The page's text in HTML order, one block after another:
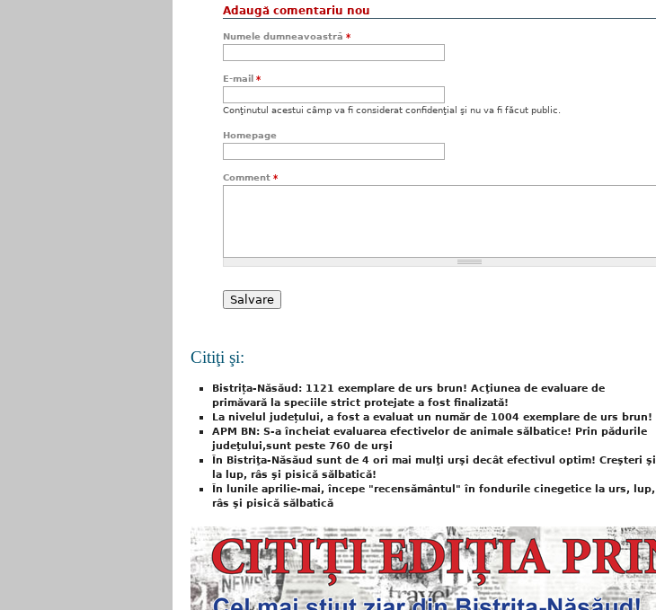
Adaugă comentariu nou
Numele dumneavoastră *
E-mail *
Conţinutul acestui câmp va fi considerat confidenţial şi nu va fi făcut public.
Homepage
Comment *
Citiţi şi:
Bistrița-Năsăud: 1121 exemplare de urs brun! Acţiunea de evaluare de
primăvară la speciile strict protejate a fost finalizată!
La nivelul județului, a fost a evaluat un număr de 1004 exemplare de urs brun!
APM BN: S-a încheiat evaluarea efectivelor de animale sălbatice! Prin pădurile
judeţului,sunt peste 760 de urşi
În Bistriţa-Năsăud sunt de 4 ori mai mulţi urşi decât efectivul optim! Creşteri şi
la lup, râs şi pisică sălbatică!
În lunile aprilie-mai, începe "recensământul" în fondurile cinegetice la urs, lup,
râs şi pisică sălbatică